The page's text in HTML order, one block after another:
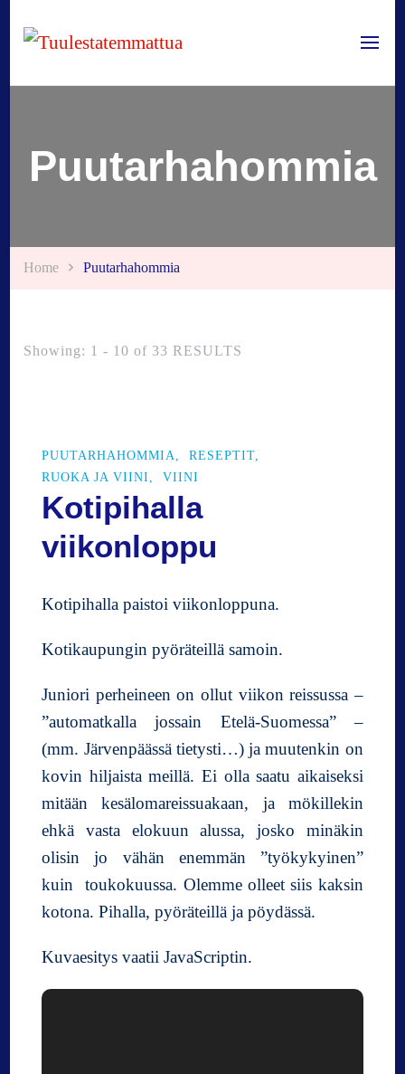
Tuulestatemmattua
Puutarhahommia
Home Puutarhahommia
Showing: 1 - 10 of 33 RESULTS
PUUTARHAHOMMIA
RESEPTIT
RUOKA JA VIINI
VIINI
Kotipihalla
viikonloppu
Kotipihalla paistoi viikonloppuna.
Kotikaupungin pyöräteillä samoin.
Juniori perheineen on ollut viikon reissussa –
”automatkalla jossain Etelä-Suomessa” –
(mm. Järvenpäässä tietysti…) ja muutenkin on
kovin hiljaista meillä. Ei olla saatu aikaiseksi
mitään kesälomareissuakaan, ja mökillekin
ehkä vasta elokuun alussa, josko minäkin
olisin jo vähän enemmän ”työkykyinen”
kuin toukokuussa. Olemme olleet siis kaksin
kotona. Pihalla, pyöräteillä ja pöydässä.
Kuvaesitys vaatii JavaScriptin.